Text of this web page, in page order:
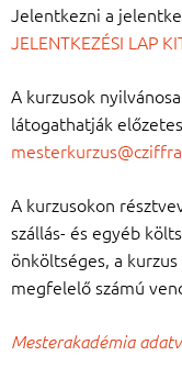
Jelentkezni a
JELENTKEZÉSI LAP
A kurzusok
látogathatják
A kurzusokon
szállás- és egyéb
önköltséges, a
megfelelő számú
Mesterakadémia